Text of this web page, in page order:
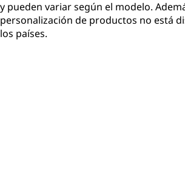
y pueden variar según el modelo.
personalización de productos no está
los países.